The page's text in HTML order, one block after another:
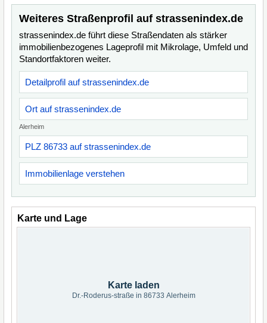
Weiteres Straßenprofil auf strassenindex.de
strassenindex.de führt diese Straßendaten als stärker
immobilienbezogenes Lageprofil mit Mikrolage, Umfeld und
Standortfaktoren weiter.
Detailprofil auf strassenindex.de
Ort auf strassenindex.de
Alerheim
PLZ 86733 auf strassenindex.de
Immobilienlage verstehen
Karte und Lage
Karte laden
Dr.-Roderus-straße in 86733 Alerheim